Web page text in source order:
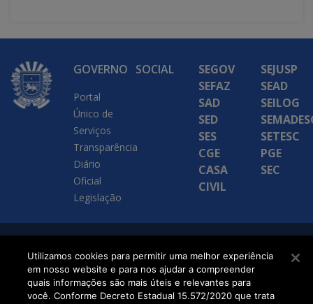
GOVERNO
Portal
Único de
Serviços
Transparência
Diário
Oficial
Legislação
SOCIAL
SEGOV
SEFAZ
SAD
SED
SES
CGE
CASA
CIVIL
SEJUSP
SEAD
SEILOG
SETESC
PGE
SEC
SETDIG | Secretaria-
Executiva de
Transformação Digital
Utilizamos cookies para permitir uma melhor experiência
em nosso website e para nos ajudar a compreender
quais informações são mais úteis e relevantes para
você. Conforme Decreto Estadual 15.572/2020 que trata